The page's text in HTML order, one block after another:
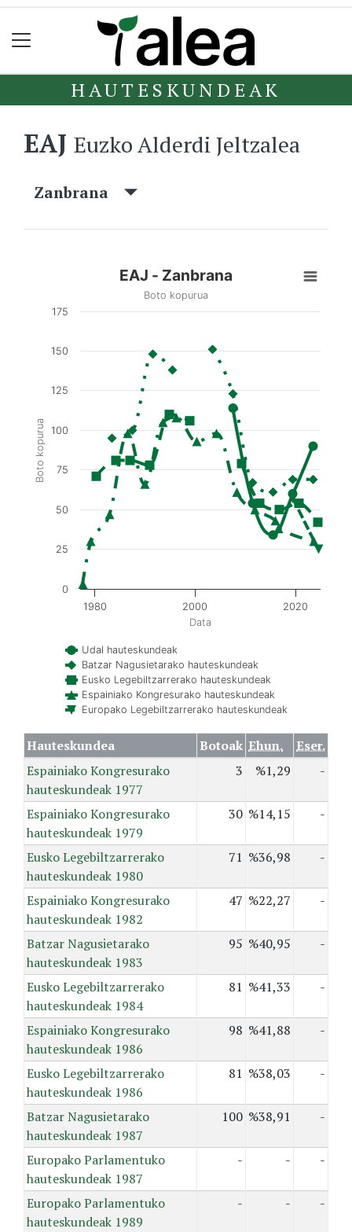
HAUTESKUNDEAK
EAJ Euzko Alderdi Jeltzalea
Zanbrana
Data
Boto kopurua
EAJ - Zanbrana
Boto kopurua
Udal hauteskundeak
Batzar Nagusietarako hauteskundeak
Eusko Legebiltzarrerako hauteskundeak
Espainiako Kongresurako hauteskundeak
Europako Legebiltzarrerako hauteskundeak
1980 2000 2020
0
25
50
75
100
125
150
175
Hauteskundea Botoak Ehun.
Eser.
Espainiako Kongresurako
hauteskundeak 1977
3 %1,29 -
Espainiako Kongresurako
hauteskundeak 1979
30 %14,15 -
Eusko Legebiltzarrerako
hauteskundeak 1980
71 %36,98 -
Espainiako Kongresurako
hauteskundeak 1982
47 %22,27 -
Batzar Nagusietarako
hauteskundeak 1983
95 %40,95 -
Eusko Legebiltzarrerako
hauteskundeak 1984
81 %41,33 -
Espainiako Kongresurako
hauteskundeak 1986
98 %41,88 -
Eusko Legebiltzarrerako
hauteskundeak 1986
81 %38,03 -
Batzar Nagusietarako
hauteskundeak 1987
100 %38,91 -
Europako Parlamentuko
hauteskundeak 1987
- - -
Europako Parlamentuko
hauteskundeak 1989
- - -